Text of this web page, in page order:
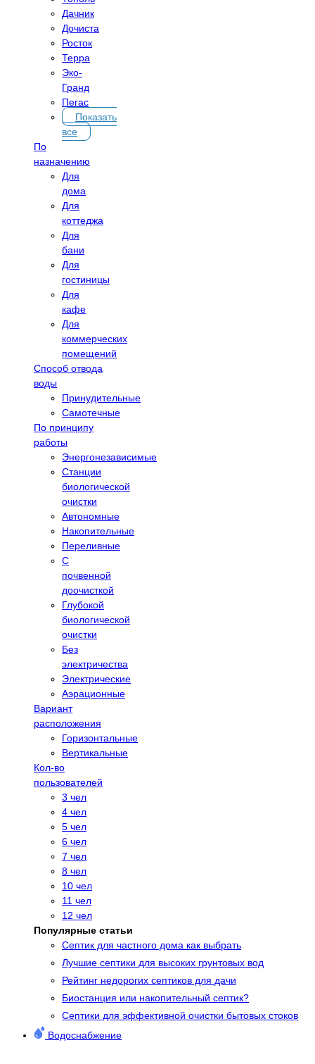
Дачник
Дочиста
Росток
Терра
Эко-
Гранд
Пегас
Показать
все
По
назначению
Для
дома
Для
коттеджа
Для
бани
Для
гостиницы
Для
кафе
Для
коммерческих
помещений
Способ отвода
воды
Принудительные
Самотечные
По принципу
работы
Энергонезависимые
Станции
биологической
очистки
Автономные
Накопительные
Переливные
С
почвенной
доочисткой
Глубокой
биологической
очистки
Без
электричества
Электрические
Аэрационные
Вариант
расположения
Горизонтальные
Вертикальные
Кол-во
пользователей
3 чел
4 чел
5 чел
6 чел
7 чел
8 чел
10 чел
11 чел
12 чел
Популярные статьи
Cептик для частного дома как выбрать
Лучшие септики для высоких грунтовых вод
Рейтинг недорогих септиков для дачи
Биостанция или накопительный септик?
Септики для эффективной очистки бытовых стоков
Водоснабжение